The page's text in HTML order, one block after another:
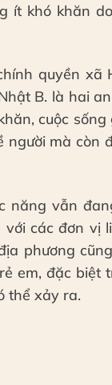
ít khó khăn
quyền xã
B. là hai
cuộc
người mà còn
năng vẫn
các đơn vị
phương
em, đặc biệt
thể xảy ra.